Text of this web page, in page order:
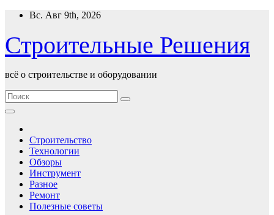
Перейти
содержимому
Вс. Авг 9th, 2026
Строительные Решения
всё о строительстве и оборудовании
Строительство
Технологии
Обзоры
Инструмент
Разное
Ремонт
Полезные советы